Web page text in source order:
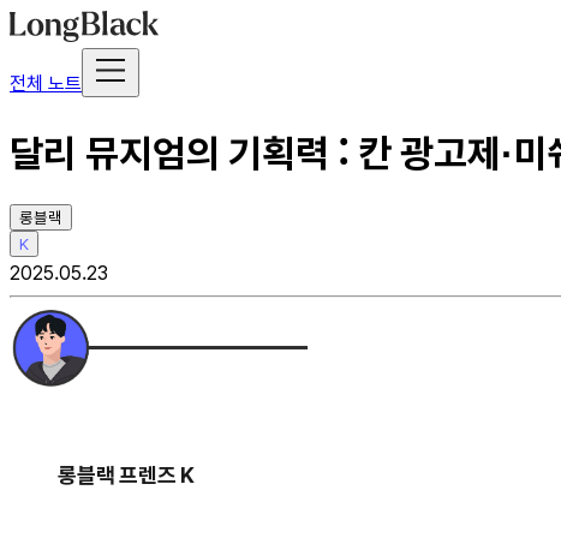
전체 노트
달리 뮤지엄의 기획력 : 칸 광고제·
롱블랙
K
2025.05.23
롱블랙 프렌즈 K